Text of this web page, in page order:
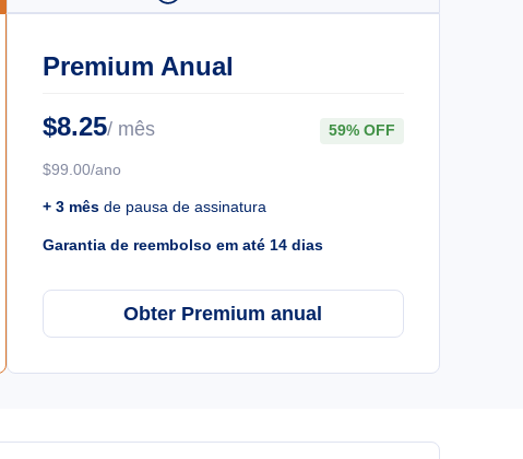
Premium Anual
$8.25/ mês 59% OFF
$99.00/ano
+ 3 mês de pausa de assinatura
Garantia de reembolso em até 14 dias
Obter Premium anual